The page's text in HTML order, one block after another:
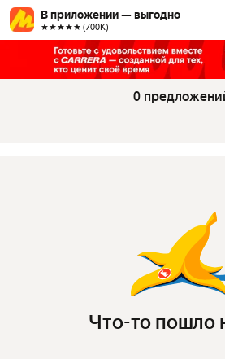
В приложении — выгодно
★★★★★ (700К)
0
Что-то пошло